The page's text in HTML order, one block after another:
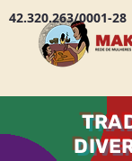
42.320.263/0001-28